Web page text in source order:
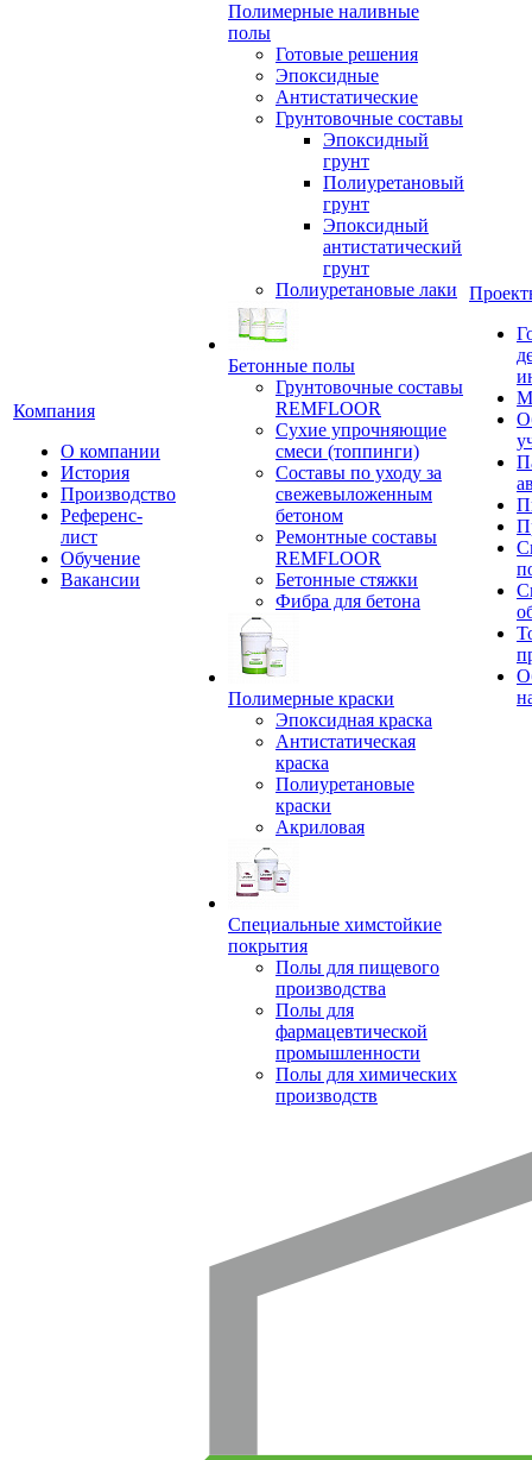
Компания
О компании
История
Производство
Референс-
лист
Обучение
Вакансии
Полимерные наливные
полы
Готовые решения
Эпоксидные
Антистатические
Грунтовочные составы
Эпоксидный
грунт
Полиуретановый
грунт
Эпоксидный
антистатический
грунт
Полиуретановые лаки
Бетонные полы
Грунтовочные составы
REMFLOOR
Сухие упрочняющие
смеси (топпинги)
Составы по уходу за
свежевыложенным
бетоном
Ремонтные составы
REMFLOOR
Бетонные стяжки
Фибра для бетона
Полимерные краски
Эпоксидная краска
Антистатическая
краска
Полиуретановые
краски
Акриловая
Специальные химстойкие
покрытия
Полы для пищевого
производства
Полы для
фармацевтической
промышленности
Полы для химических
производств